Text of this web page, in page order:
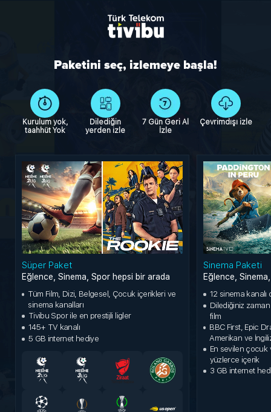
Paketini seç, izlemeye başla!
Kurulum yok,
taahhüt Yok
Dilediğin
yerden izle
7 Gün Geri Al
İzle
Çevrimdışı izle
Süper Paket
Eğlence, Sinema, Spor hepsi bir arada
Tüm Film, Dizi, Belgesel, Çocuk içerikleri ve
sinema kanalları
Tivibu Spor ile en prestijli ligler
145+ TV kanalı
5 GB internet hediye
Sinema Paketi
Eğlence,
12 sinema kanalı
Dilediğiniz
film
BBC First, Epic
Amerikan ve
En sevilen çocuk
yüzlerce içerik
3 GB internet